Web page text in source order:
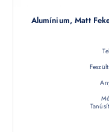
Alumínium, Matt